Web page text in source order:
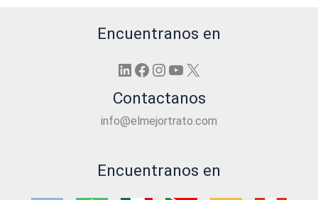
Encuentranos en
LinkedIn
Facebook
Instagram
YouTube
X
Contactanos
info@elmejortrato.com
Encuentranos en